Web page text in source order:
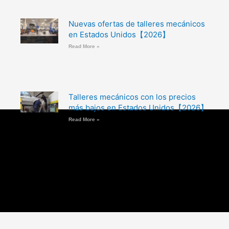
Nuevas ofertas de talleres mecánicos
en Estados Unidos【2026】
Read More »
Talleres mecánicos con los precios
más bajos en Estados Unidos【2026】
Read More »